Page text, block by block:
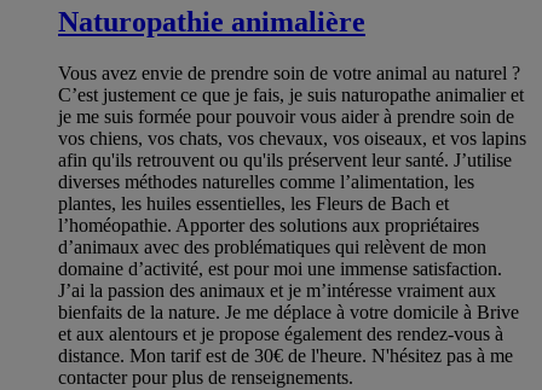
Naturopathie animalière
Vous avez envie de prendre soin de votre animal au naturel ?
C’est justement ce que je fais, je suis naturopathe animalier et
je me suis formée pour pouvoir vous aider à prendre soin de
vos chiens, vos chats, vos chevaux, vos oiseaux, et vos lapins
afin qu'ils retrouvent ou qu'ils préservent leur santé. J’utilise
diverses méthodes naturelles comme l’alimentation, les
plantes, les huiles essentielles, les Fleurs de Bach et
l’homéopathie. Apporter des solutions aux propriétaires
d’animaux avec des problématiques qui relèvent de mon
domaine d’activité, est pour moi une immense satisfaction.
J’ai la passion des animaux et je m’intéresse vraiment aux
bienfaits de la nature. Je me déplace à votre domicile à Brive
et aux alentours et je propose également des rendez-vous à
distance. Mon tarif est de 30€ de l'heure. N'hésitez pas à me
contacter pour plus de renseignements.